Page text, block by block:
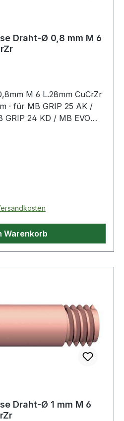
M 6 L.28mm CuCrZr
· für MB GRIP 25 AK /
GRIP 24 KD / MB EVO
Warenkorb